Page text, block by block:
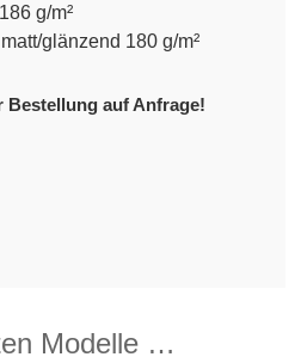
g/m²
glänzend 180 g/m²
Bestellung auf Anfrage!
Modelle …